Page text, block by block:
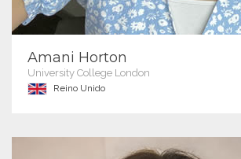
Amani Horton
University College London
Reino Unido